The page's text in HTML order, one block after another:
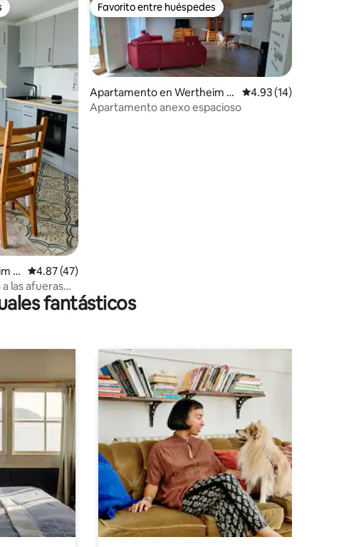
a
Calificación promedio: 4.87 de 5, 47 reseñas
4.87 (47)
las afueras
Favorito entre huéspedes
Favorito entre huéspedes
Apartamento en Wertheim a
m Main
Calificación
4.93 (14)
Apartamento anexo espacioso
fantásticos